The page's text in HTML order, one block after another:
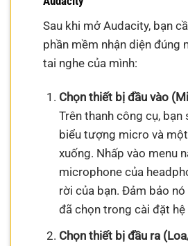
Sau khi mở Audacity, bạn
phần mềm nhận diện đúng
tai nghe của mình:
Chọn thiết bị đầu vào
Trên thanh công cụ, bạn
biểu tượng micro và
xuống. Nhấp vào menu
microphone của
rời của bạn. Đảm bảo
đã chọn trong cài đặt hệ
Chọn thiết bị đầu ra